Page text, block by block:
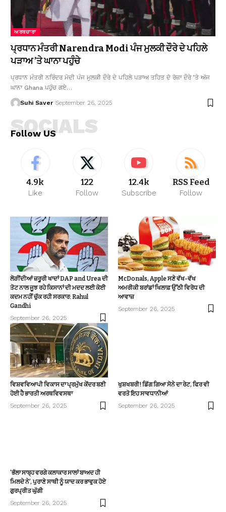
ਅਰਥਚਾਰਾ
ਪ੍ਰਧਾਨ ਮੰਤਰੀ Narendra Modi ਪੰਜ ਮੁਲਕੀ ਦੌਰੇ ਦੇ ਪਹਿਲੇ
ਪੜਾਅ ’ਤੇ ਘਾਨਾ ਪਹੁੰਚੇ
ਪ੍ਰਧਾਨ ਮੰਤਰੀ ਨਰਿੰਦਰ ਮੋਦੀ ਪੰਜ ਮੁਲਕੀ ਦੌਰੇ ਦੇ ਪਹਿਲੇ ਪੜਾਅ ਤਹਿਤ ਦੋ ਰੋਜ਼ਾ ਦੌਰੇ ’ਤੇ ਅੱਜ
ਘਾਨਾ Ghana ਪਹੁੰਚ ਗਏ…
Suhi Saver September 26, 2025
Follow US
SOCIALS
4.9k
Like
122
Follow
12.4k
Subscribe
RSS Feed
Follow
ਲੋੜੀਂਦੀਆਂ ਜ਼ਰੂਰੀ ਖਾਦਾਂ DAP and Urea ਦੀ
ਤੋਟ ਨਾਲ ਜੂਝ ਰਹੇ ਕਿਸਾਨਾਂ ਦੀ ਮਦਦ ਲਈ ਕੋਈ
ਕਦਮ ਨਹੀਂ ਚੁੱਕ ਰਹੀ ਸਰਕਾਰ: Rahul
Gandhi
September 26, 2025
McDonals, Apple ਸਣੇ ਵੱਖ-ਵੱਖ
ਅਮਰੀਕੀ ਬਰਾਂਡਾਂ ਖਿਲਾਫ਼ ਉੱਠੀ ਵਿਰੋਧ ਦੀ
ਆਵਾਜ਼
September 26, 2025
ਵਿਸ਼ਵਵਿਆਪੀ ਵਿਕਾਸ ਦਾ ਪ੍ਰਮੁੱਖ ਕੇਂਦਰ ਬਣੀ
ਹੋਈ ਹੈ ਭਾਰਤੀ ਅਰਥਵਿਵਸਥਾ
September 26, 2025
ਖੁਸ਼ਖਬਰੀ! ਡਿੱਗ ਗਿਆ ਸੋਨੇ ਦਾ ਰੇਟ, ਫਿਰ ਵੀ
ਵਰਤੋ ਇਹ ਸਾਵਧਾਨੀਆਂ
September 26, 2025
‘ਭੱਲਾ ਸਾਬ੍ਹ ਵਰਗੇ ਕਲਾਕਾਰ ਸਾਲਾਂ ਬਾਅਦ ਹੀ
ਮਿਲਦੇ ਨੇ’, ਪੁਰਾਣੇ ਸਾਥੀ ਨੂੰ ਯਾਦ ਕਰ ਭਾਵੁਕ ਹੋਏ
ਗੁਰਪ੍ਰੀਤ ਘੁੱਗੀ
September 26, 2025